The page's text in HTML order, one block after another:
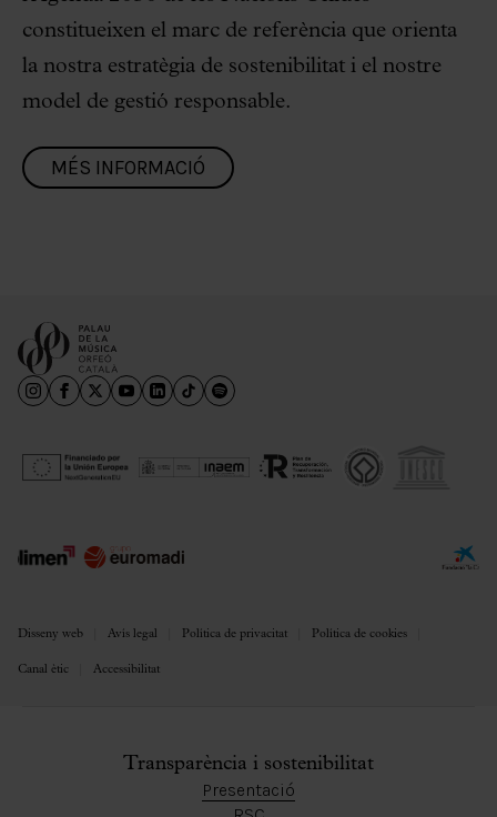
constitueixen el marc de referència que orienta
la nostra estratègia de sostenibilitat i el nostre
model de gestió responsable.
MÉS INFORMACIÓ
Disseny web Avís legal Política de privacitat Política de cookies
Canal ètic Accessibilitat
Transparència i sostenibilitat
Presentació